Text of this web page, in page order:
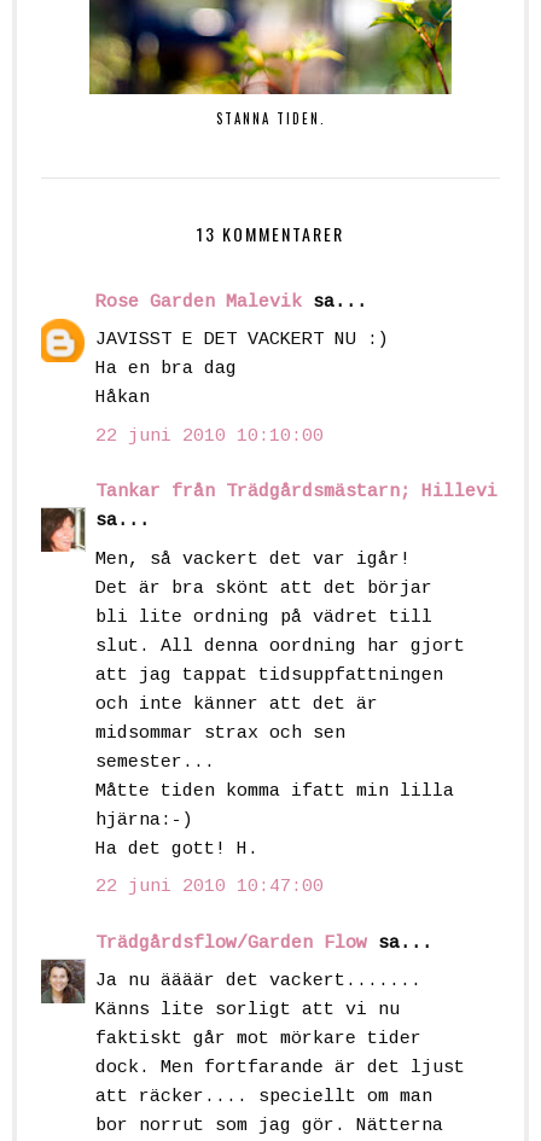
STANNA TIDEN.
13 KOMMENTARER
Rose Garden Malevik sa...
JAVISST E DET VACKERT NU :)
Ha en bra dag
Håkan
22 juni 2010 10:10:00
Tankar från Trädgårdsmästarn; Hillevi
sa...
Men, så vackert det var igår!
Det är bra skönt att det börjar
bli lite ordning på vädret till
slut. All denna oordning har gjort
att jag tappat tidsuppfattningen
och inte känner att det är
midsommar strax och sen
semester...
Måtte tiden komma ifatt min lilla
hjärna:-)
Ha det gott! H.
22 juni 2010 10:47:00
Trädgårdsflow/Garden Flow sa...
Ja nu äääär det vackert.......
Känns lite sorligt att vi nu
faktiskt går mot mörkare tider
dock. Men fortfarande är det ljust
att räcker.... speciellt om man
bor norrut som jag gör. Nätterna